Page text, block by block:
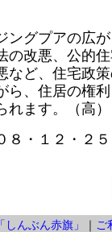
グプアの広
の改悪、公的
など、住宅政
ら、住居の権
れます。（高）
８・１２・２
「しんぶん赤旗」 ｜ ご